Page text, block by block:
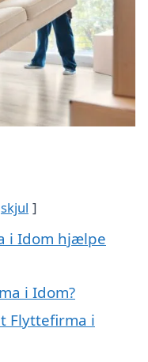
skjul
i Idom hjælpe
i Idom?
Flyttefirma i